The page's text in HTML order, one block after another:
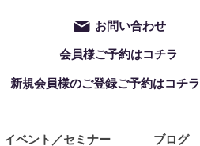
お問い合わせ
会員様ご予約はコチラ
新規会員様のご登録ご予約はコチラ
イベント／セミナー ブログ